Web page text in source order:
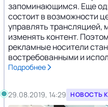
запоминающимся. Еще
состоит в возможности
управлять трансляцией,
изменять контент.
рекламные носители
востребованными и
Подробнее
29.08.2019, 14:29 НОВОСТЬ